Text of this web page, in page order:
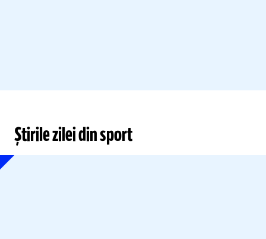
Știrile zilei din sport